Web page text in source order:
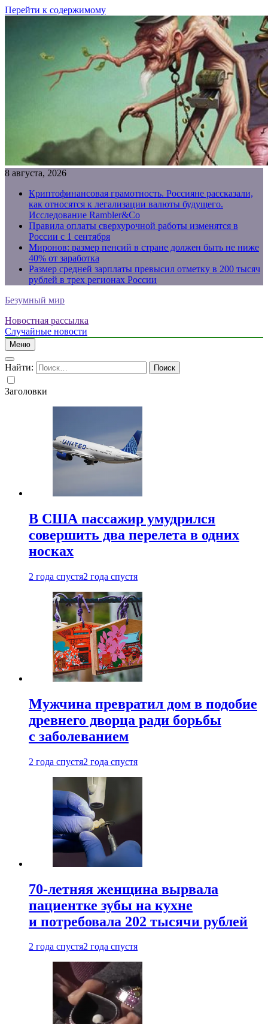
Перейти к содержимому
8 августа, 2026
Криптофинансовая грамотность. Россияне рассказали,
как относятся к легализации валюты будущего.
Исследование Rambler&Co
Правила оплаты сверхурочной работы изменятся в
России с 1 сентября
Миронов: размер пенсий в стране должен быть не ниже
40% от заработка
Размер средней зарплаты превысил отметку в 200 тысяч
рублей в трех регионах России
Безумный мир
Новостная рассылка
Случайные новости
Меню
Найти:
Заголовки
В США пассажир умудрился
совершить два перелета в одних
носках
2 года спустя2 года спустя
Мужчина превратил дом в подобие
древнего дворца ради борьбы
с заболеванием
2 года спустя2 года спустя
70-летняя женщина вырвала
пациентке зубы на кухне
и потребовала 202 тысячи рублей
2 года спустя2 года спустя